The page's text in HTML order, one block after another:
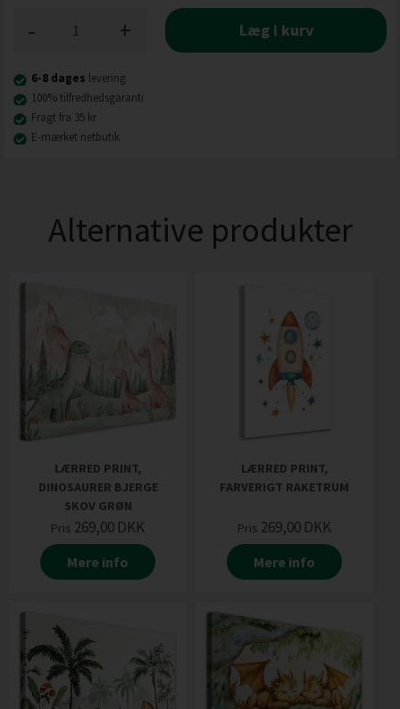
+
- Læg i kurv
6-8 dages levering
100% tilfredhedsgaranti
Fragt fra 35 kr
E-mærket netbutik
Alternative produkter
LÆRRED PRINT,
DINOSAURER BJERGE
SKOV GRØN
Pris 269,00 DKK
Mere info
LÆRRED PRINT,
FARVERIGT RAKETRUM
Pris 269,00 DKK
Mere info